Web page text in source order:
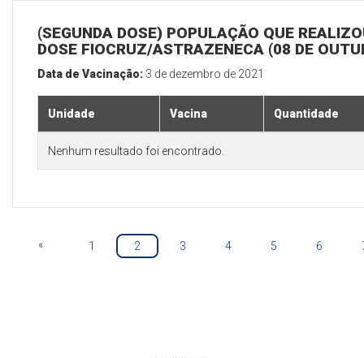
(SEGUNDA DOSE) POPULAÇÃO QUE
DOSE FIOCRUZ/ASTRAZENECA (08 DE
Data de Vacinação: 3 de dezembro de 2021
Unidade Vacina Quantidade
Nenhum resultado foi encontrado.
« 1 2 3 4 5 6